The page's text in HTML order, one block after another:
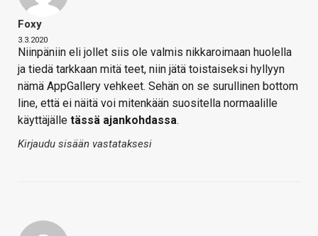
Foxy
3.3.2020
Niinpäniin eli jollet siis ole valmis nikkaroimaan huolella
ja tiedä tarkkaan mitä teet, niin jätä toistaiseksi hyllyyn
nämä AppGallery vehkeet. Sehän on se surullinen bottom
line, että ei näitä voi mitenkään suositella normaalille
käyttäjälle tässä ajankohdassa.
Kirjaudu sisään vastataksesi